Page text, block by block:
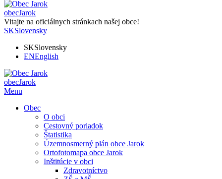
obecJarok
Vitajte na oficiálnych stránkach našej obce!
SKSlovensky
SKSlovensky
ENEnglish
obecJarok
Menu
Obec
O obci
Cestovný poriadok
Štatistika
Územnosmerný plán obce Jarok
Ortofotomapa obce Jarok
Inštitúcie v obci
Zdravotníctvo